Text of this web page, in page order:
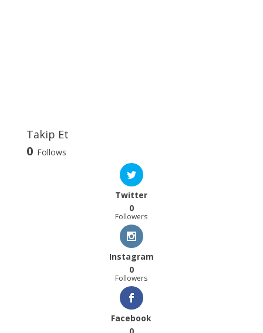
Takip Et
0 Follows
Twitter
0
Followers
Instagram
0
Followers
Facebook